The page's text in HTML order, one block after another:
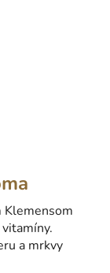
Klemensom
a mrkvy